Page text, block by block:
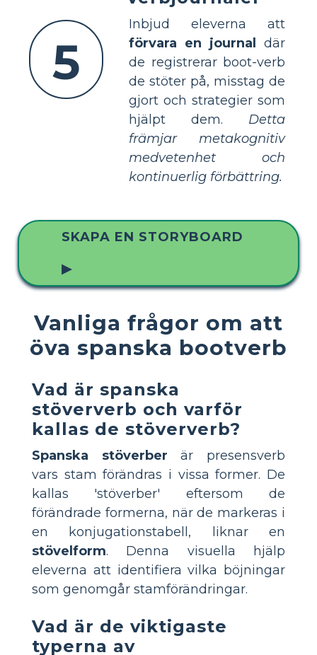
5
Inbjud eleverna att
förvara en journal
där
de registrerar boot-verb
de stöter på, misstag de
gjort och strategier som
hjälpt dem. Detta
främjar metakognitiv
medvetenhet och
kontinuerlig förbättring.
SKAPA EN STORYBOARD
▶
Vanliga frågor om att
öva spanska bootverb
Vad är spanska
stöververb och varför
kallas de stöververb?
Spanska stöverber är presensverb
vars stam förändras i vissa former. De
kallas 'stöverber' eftersom de
förändrade formerna, när de markeras i
en konjugationstabell, liknar en
stövelform. Denna visuella hjälp
eleverna att identifiera vilka böjningar
som genomgår stamförändringar.
Vad är de viktigaste
typerna av